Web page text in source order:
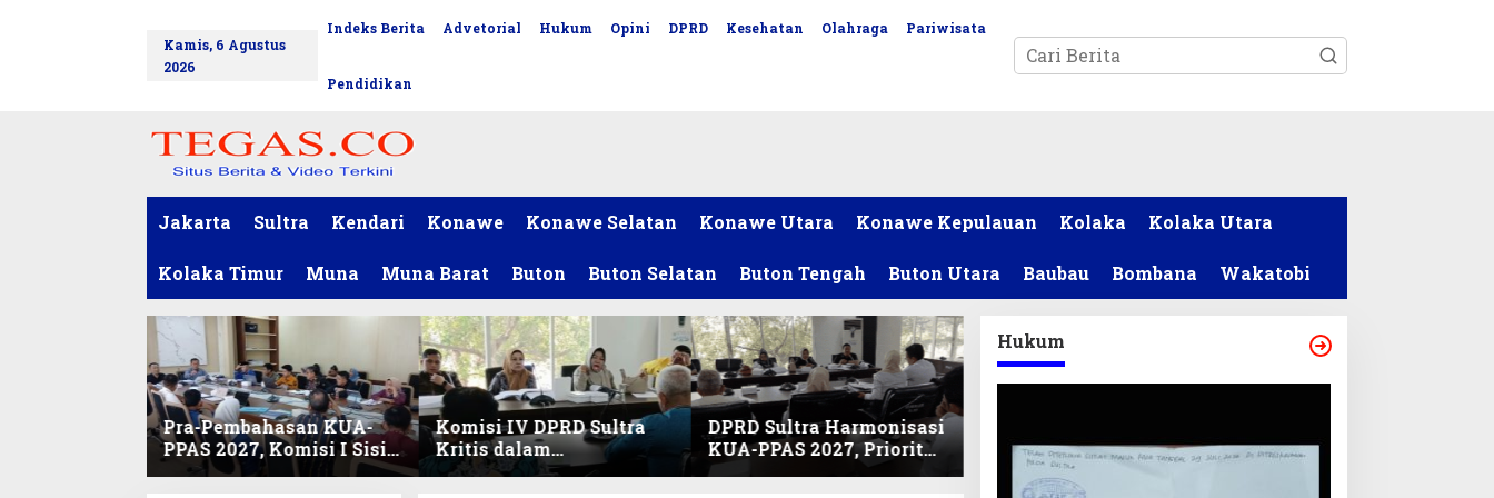
Kamis, 6 Agustus
2026
Indeks Berita Advetorial Hukum Opini DPRD Kesehatan Olahraga Pariwisata
Pendidikan
Jakarta Sultra Kendari Konawe Konawe Selatan Konawe Utara Konawe Kepulauan Kolaka Kolaka Utara
Kolaka Timur Muna Muna Barat Buton Buton Selatan Buton Tengah Buton Utara Baubau Bombana Wakatobi
Pra-Pembahasan KUA-
PPAS 2027, Komisi I Sisir
Program Prioritas
Komisi IV DPRD Sultra
Kritis dalam
Harmonisasi KUA-PPAS
DPRD Sultra Harmonisasi
KUA-PPAS 2027, Prioritas
Pendidikan, Kebudayaan,
Hukum